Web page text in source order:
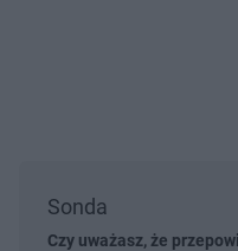
Sonda
Czy uważasz, że